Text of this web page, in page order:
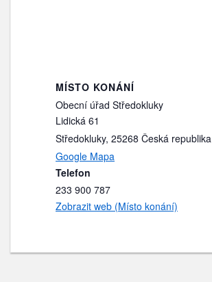
MÍSTO KONÁNÍ
Obecní úřad Středokluky
Lidická 61
Středokluky, 25268 Česká republika
Google Mapa
Telefon
233 900 787
Zobrazit web (Místo konání)